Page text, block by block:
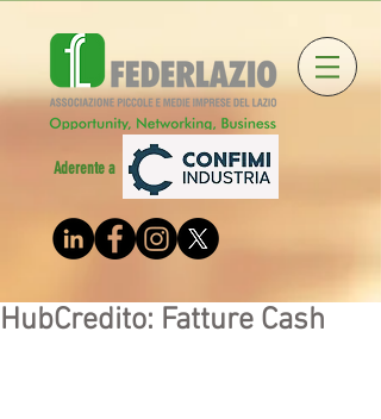
Aderente a
HubCredito: Fatture Cash